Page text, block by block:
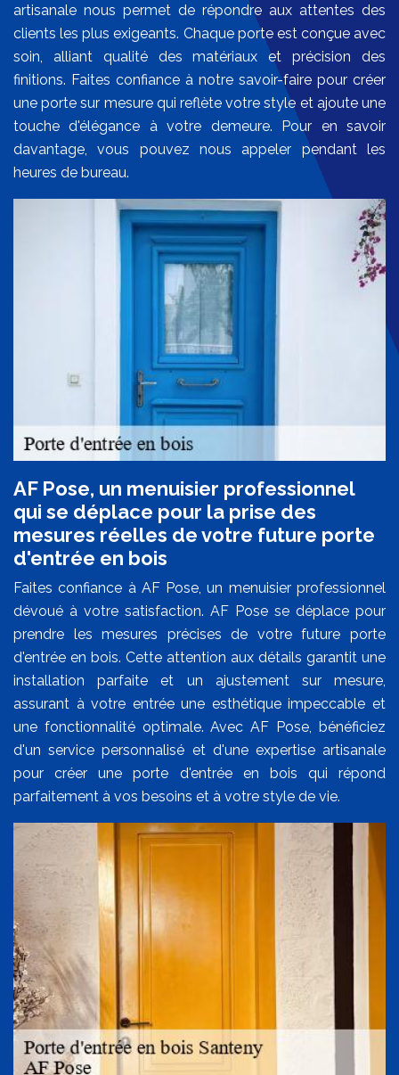
artisanale nous permet de répondre aux attentes des
clients les plus exigeants. Chaque porte est conçue avec
soin, alliant qualité des matériaux et précision des
finitions. Faites confiance à notre savoir-faire pour créer
une porte sur mesure qui reflète votre style et ajoute une
touche d'élégance à votre demeure. Pour en savoir
davantage, vous pouvez nous appeler pendant les
heures de bureau.
AF Pose, un menuisier professionnel
qui se déplace pour la prise des
mesures réelles de votre future porte
d'entrée en bois
Faites confiance à AF Pose, un menuisier professionnel
dévoué à votre satisfaction. AF Pose se déplace pour
prendre les mesures précises de votre future porte
d'entrée en bois. Cette attention aux détails garantit une
installation parfaite et un ajustement sur mesure,
assurant à votre entrée une esthétique impeccable et
une fonctionnalité optimale. Avec AF Pose, bénéficiez
d'un service personnalisé et d'une expertise artisanale
pour créer une porte d'entrée en bois qui répond
parfaitement à vos besoins et à votre style de vie.